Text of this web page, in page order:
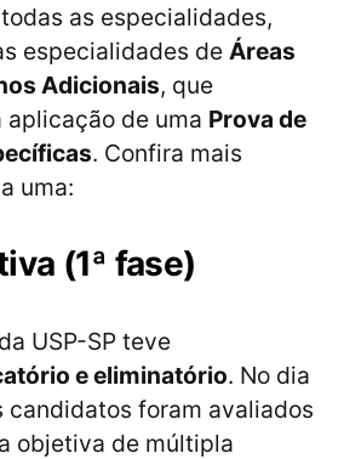
as especialidades,
especialidades de Áreas
Adicionais, que
de uma Prova de
. Confira mais
uma:
(1ª fase)
USP-SP teve
e eliminatório. No dia
candidatos foram avaliados
objetiva de múltipla